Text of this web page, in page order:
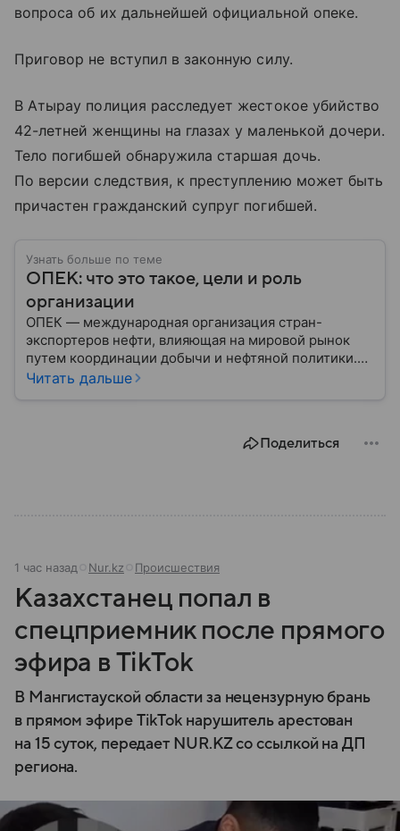
вопроса об их дальнейшей официальной опеке.
Приговор не вступил в законную силу.
В Атырау полиция расследует жестокое убийство
42-летней женщины на глазах у маленькой дочери.
Тело погибшей обнаружила старшая дочь.
По версии следствия, к преступлению может быть
причастен гражданский супруг погибшей.
Узнать больше по теме
ОПЕК: что это такое, цели и роль
организации
ОПЕК — международная организация стран-
экспортеров нефти, влияющая на мировой рынок
путем координации добычи и нефтяной политики.
Решения ОПЕК регулярно отражаются на ценах
Читать дальше
Поделиться
1 час назад Nur.kz Происшествия
Казахстанец попал в
спецприемник после прямого
эфира в TikTok
В Мангистауской области за нецензурную брань
в прямом эфире TikTok нарушитель арестован
на 15 суток, передает NUR.KZ со ссылкой на ДП
региона.